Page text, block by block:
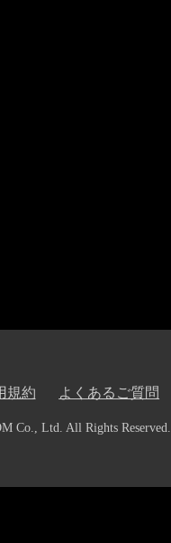
規約 よくあるご質問
Co., Ltd. All Rights Reserved.